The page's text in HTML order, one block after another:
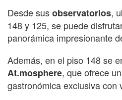
Desde susobservatorios,
148 y 125, se puede
panorámica impresionante
Además, en el piso 148 se
At.mosphere, que ofrece
gastronómica exclusiva con